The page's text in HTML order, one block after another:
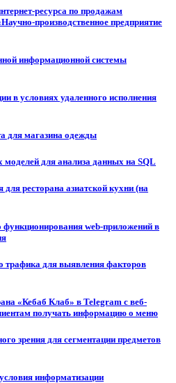
ресурса по продажам
производственное предприятие
информационной системы
в условиях удаленного исполнения
для магазина одежды
для анализа данных на SQL
ресторана азиатской кухни (на
функционирования web-приложений в
трафика для выявления факторов
«Кебаб Клаб» в Telegram с веб-
получать информацию о меню
зрения для сегментации предметов
информатизации